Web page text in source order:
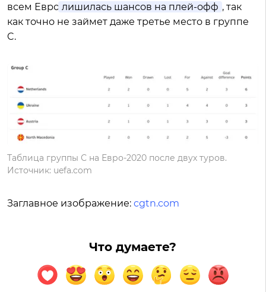
всем Евро лишилась шансов на плей-офф , так
как точно не займет даже третье место в группе
C.
Таблица группы С на Евро-2020 после двух туров.
Источник: uefa.com
Заглавное изображение: cgtn.com
Что думаете?